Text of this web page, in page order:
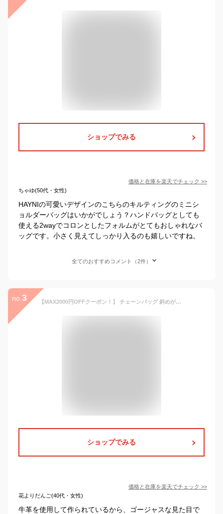
ショップでみる
価格と在庫を楽天でチェック >>
ちゃゆ(50代・女性)
HAYNIの可愛いデザインのこちらのキルティングのミニシ
ョルダーバッグはいかがでしょう？ハンドバッグとしても
使える2wayでコロンとしたフォルムがとてもおしゃれなバ
ッグです。小さく見えてしっかり入るのも嬉しいですね。
全てのおすすめコメント（2件）
no. 3 【MAX2000円OFFクーポン！】 チェーンバッグ 斜めがけ 本革 【Shellne】 キルティングバッグ レディースバッグ 大人 チェーンショルダーバッグ チェーンクラッチ バッグ おしゃれ 結婚式バッグ パーティーバッグ プレゼント 長財布 入る スマホ
ショップでみる
価格と在庫を楽天でチェック >>
花よりだんご(40代・女性)
牛革を使用して作られているから、ゴージャスな見た目で